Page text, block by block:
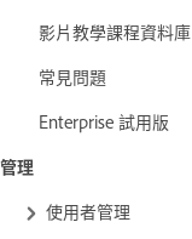
影片教學課程資料庫
常見問題
Enterprise 試用版
管理
使用者管理